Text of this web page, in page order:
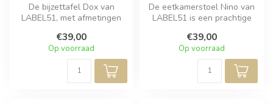
De bijzettafel Dox van
LABEL51, met afmetingen
stijlvolle...
€39,00
Op voorraad
De eetkamerstoel Nino van
LABEL51 is een prachtige
€39,00
Op voorraad